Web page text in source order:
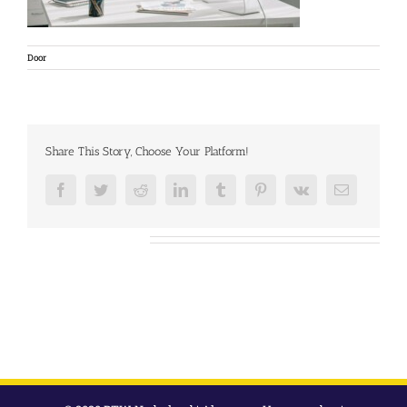
Door
Share This Story, Choose Your Platform!
FacebookTwitterRedditLinkedInTumblr PinterestVk
E-